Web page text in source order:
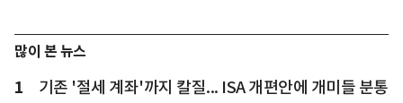
많이 본 뉴스
1 기존 '절세 계좌'까지 칼질... ISA 개편안에 개미들 분통